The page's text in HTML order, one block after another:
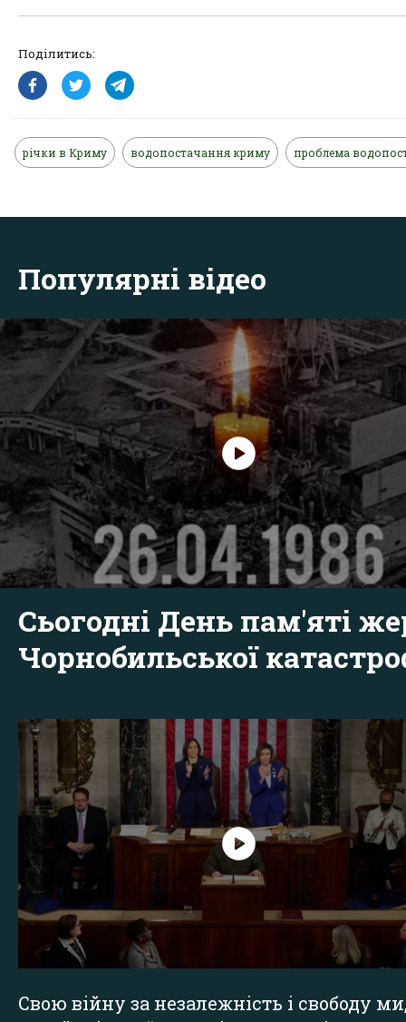
Поділитись:
річки в Криму водопостачання криму проблема
Популярні відео
Сьогодні День пам'яті
Чорнобильської
Свою війну за незалежність і свободу